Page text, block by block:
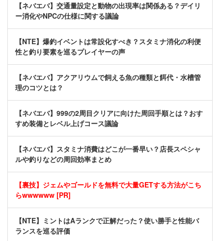
【ネバエバ】交通量設定と動物の出現率は関係ある？デイリ
ー消化やNPCの仕様に関する議論
【NTE】爆釣イベントは常設化すべき？スタミナ消化の利便
性と釣り要素を巡るプレイヤーの声
【ネバエバ】アクアリウムで飼える魚の種類と餌代・水槽管
理のコツとは？
【ネバエバ】999の2周目クリアに向けた周回手順とは？おす
すめ装備とレベル上げコース議論
【ネバエバ】スタミナ消費はどこが一番早い？店長スペシャ
ルや釣りなどの周回効率まとめ
【裏技】ジェムやゴールドを無料で大量GETする方法がこち
らwwwwww [PR]
【NTE】ミントはAランクで正解だった？使い勝手と性能バ
ランスを巡る評価